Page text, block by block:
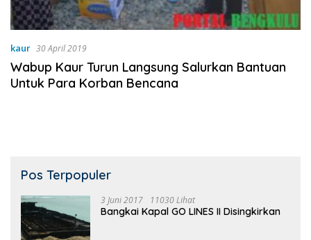
kaur 30 April 2019
Wabup Kaur Turun Langsung Salurkan Bantuan
Untuk Para Korban Bencana
Pos Terpopuler
3 Juni 2017 11030 Lihat
Bangkai Kapal GO LINES II Disingkirkan